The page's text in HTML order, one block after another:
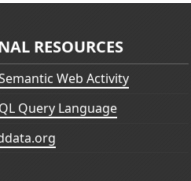
RESOURCES
Web Activity
Query Language